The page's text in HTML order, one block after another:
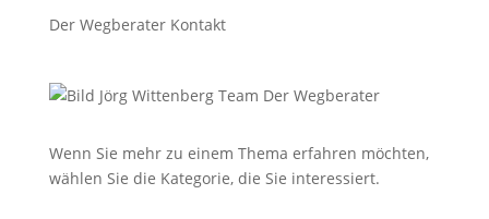
Der Wegberater Kontakt
Wenn Sie mehr zu einem Thema erfahren möchten,
wählen Sie die Kategorie, die Sie interessiert.